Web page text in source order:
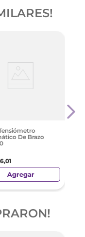
De Brazo
,01
Agregar
+